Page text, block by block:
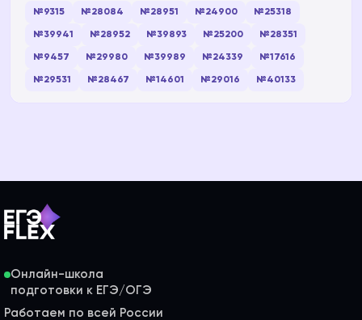
№9315 №28084 №28951 №24900 №25318
№39941 №28952 №39893 №25200 №28351
№9457 №29980 №39989 №24339 №17616
№29531 №28467 №14601 №29016 №40133
Онлайн-школа
Работаем по всей России